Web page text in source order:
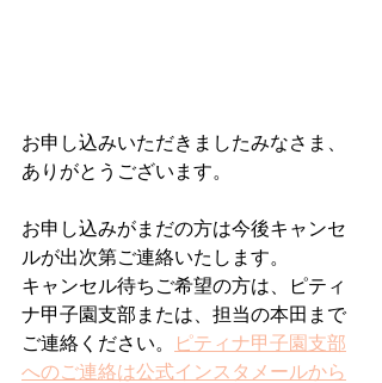
お申し込みいただきましたみなさま、
ありがとうございます。
お申し込みがまだの方は今後キャンセ
ルが出次第ご連絡いたします。
キャンセル待ちご希望の方は、ピティ
ナ甲子園支部または、担当の本田まで
ご連絡ください。
ピティナ甲子園支部
へのご連絡は公式インスタメールから